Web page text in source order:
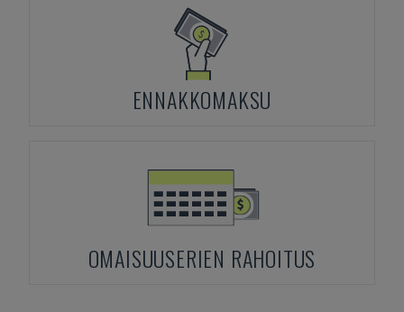
ENNAKKOMAKSU
OMAISUUSERIEN RAHOITUS